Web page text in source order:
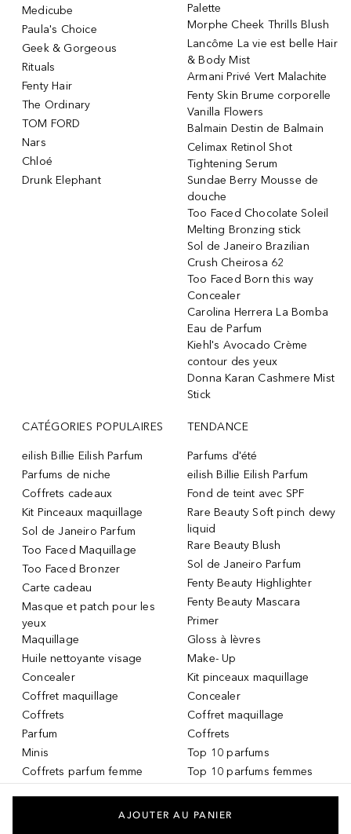
Medicube
Paula's Choice
Geek & Gorgeous
Rituals
Fenty Hair
The Ordinary
TOM FORD
Nars
Chloé
Drunk Elephant
Palette
Morphe Cheek Thrills Blush
Lancôme La vie est belle Hair
& Body Mist
Armani Privé Vert Malachite
Fenty Skin Brume corporelle
Vanilla Flowers
Balmain Destin de Balmain
Celimax Retinol Shot
Tightening Serum
Sundae Berry Mousse de
douche
Too Faced Chocolate Soleil
Melting Bronzing stick
Sol de Janeiro Brazilian
Crush Cheirosa 62
Too Faced Born this way
Concealer
Carolina Herrera La Bomba
Eau de Parfum
Kiehl's Avocado Crème
contour des yeux
Donna Karan Cashmere Mist
Stick
CATÉGORIES POPULAIRES
eilish Billie Eilish Parfum
Parfums de niche
Coffrets cadeaux
Kit Pinceaux maquillage
Sol de Janeiro Parfum
Too Faced Maquillage
Too Faced Bronzer
Carte cadeau
Masque et patch pour les
yeux
Maquillage
Huile nettoyante visage
Concealer
Coffret maquillage
Coffrets
Parfum
Minis
Coffrets parfum femme
TENDANCE
Parfums d'été
eilish Billie Eilish Parfum
Fond de teint avec SPF
Rare Beauty Soft pinch dewy
liquid
Rare Beauty Blush
Sol de Janeiro Parfum
Fenty Beauty Highlighter
Fenty Beauty Mascara
Primer
Gloss à lèvres
Make- Up
Kit pinceaux maquillage
Concealer
Coffret maquillage
Coffrets
Top 10 parfums
Top 10 parfums femmes
Services DOUGLAS
AJOUTER AU PANIER